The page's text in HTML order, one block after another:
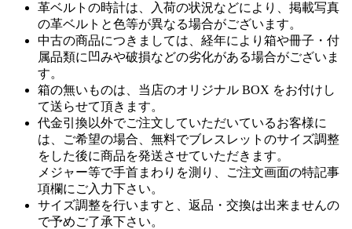
革ベルトの時計は、入荷の状況などにより、掲載写真
の革ベルトと色等が異なる場合がございます。
中古の商品につきましては、経年により箱や冊子・付
属品類に凹みや破損などの劣化がある場合がございま
す。
箱の無いものは、当店のオリジナル BOX をお付けし
て送らせて頂きます。
代金引換以外でご注文していただいているお客様に
は、ご希望の場合、無料でブレスレットのサイズ調整
をした後に商品を発送させていただきます。
メジャー等で手首まわりを測り、ご注文画面の特記事
項欄にご入力下さい。
サイズ調整を行いますと、返品・交換は出来ませんの
で予めご了承下さい。